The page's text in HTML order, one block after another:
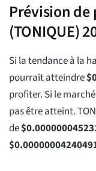
Prévision
(TONIQUE)
Si la tendance à la
pourrait atteindre$
profiter. Si le
pas être atteint.
de$
$